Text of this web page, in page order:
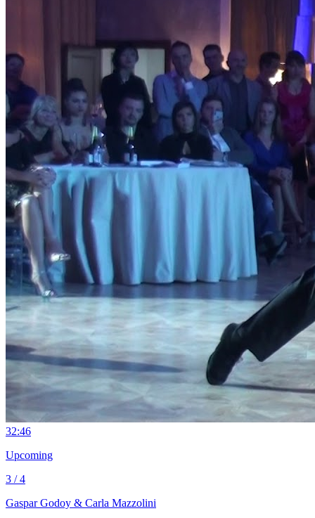
32:46
Upcoming
3 / 4
Gaspar Godoy & Carla Mazzolini